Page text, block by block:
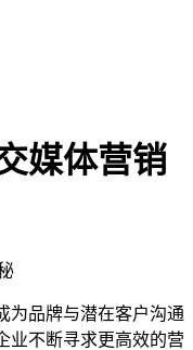
媒体营销
为品牌与潜在客户沟通
业不断寻求更高效的营